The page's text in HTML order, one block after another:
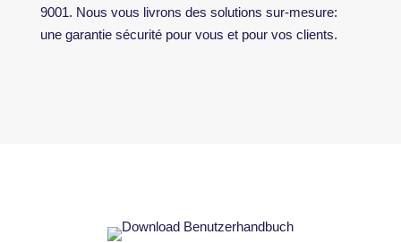
9001. Nous vous livrons des solutions sur-mesure:
une garantie sécurité pour vous et pour vos clients.